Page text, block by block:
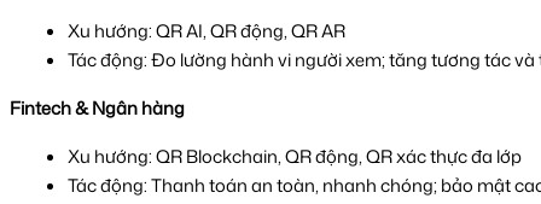
Xu hướng: QR AI, QR động, QR AR
Tác động: Đo lường hành vi người xem; tăng tương tác
Fintech & Ngân hàng
Xu hướng: QR Blockchain, QR động, QR xác thực đa lớp
Tác động: Thanh toán an toàn, nhanh chóng; bảo mật